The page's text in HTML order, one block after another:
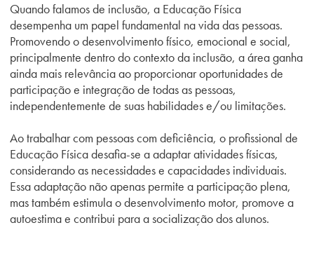
Quando falamos de inclusão, a Educação Física
desempenha um papel fundamental na vida das pessoas.
Promovendo o desenvolvimento físico, emocional e social,
principalmente dentro do contexto da inclusão, a área ganha
ainda mais relevância ao proporcionar oportunidades de
participação e integração de todas as pessoas,
independentemente de suas habilidades e/ou limitações.
Ao trabalhar com pessoas com deficiência, o profissional de
Educação Física desafia-se a adaptar atividades físicas,
considerando as necessidades e capacidades individuais.
Essa adaptação não apenas permite a participação plena,
mas também estimula o desenvolvimento motor, promove a
autoestima e contribui para a socialização dos alunos.